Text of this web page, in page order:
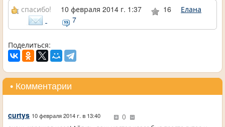
спасибо! 10 февраля 2014 г. 1:37 16
Елана
7
Поделиться:
• Комментарии
curtys 10 февраля 2014 г. в 13:40 0